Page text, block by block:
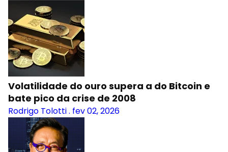
Volatilidade do ouro supera a do Bitcoin e
bate pico da crise de 2008
Rodrigo Tolotti. fev 02, 2026